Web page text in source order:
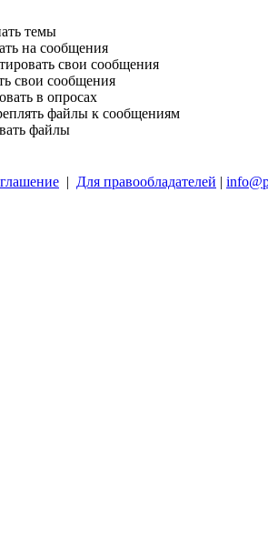
темы
на сообщения
свои сообщения
свои сообщения
в опросах
файлы к сообщениям
файлы
| Для правообладателей |